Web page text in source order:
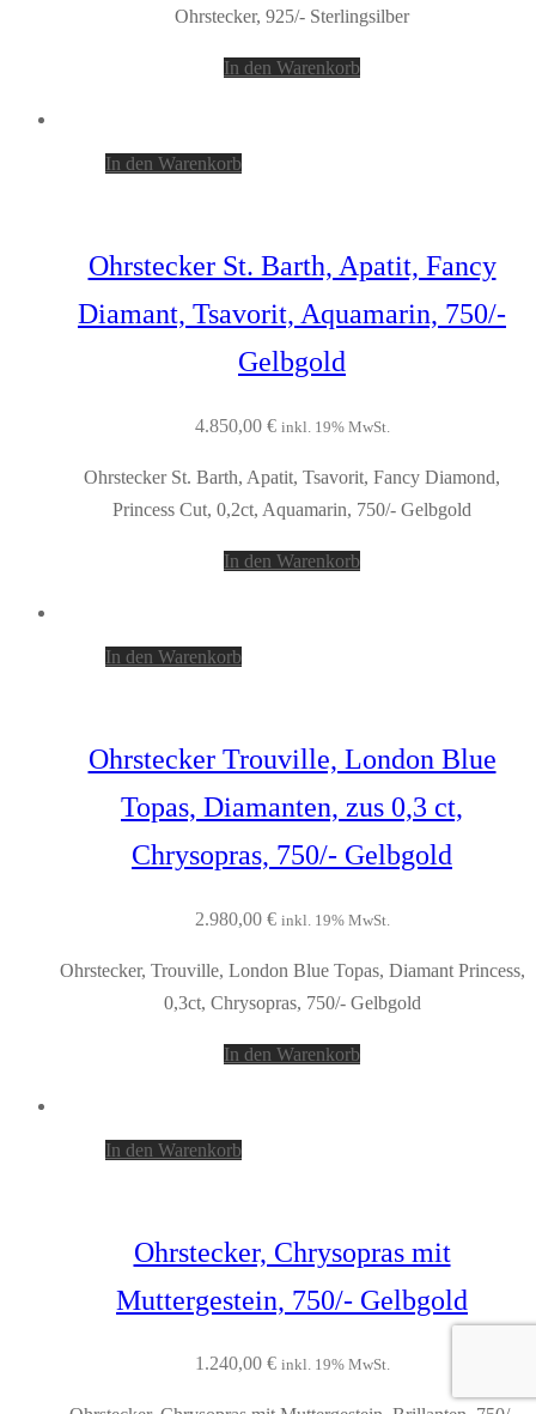
Ohrstecker, 925/- Sterlingsilber
In den Warenkorb
In den Warenkorb
Ohrstecker St. Barth, Apatit, Fancy
Diamant, Tsavorit, Aquamarin, 750/-
Gelbgold
4.850,00 € inkl. 19% MwSt.
Ohrstecker St. Barth, Apatit, Tsavorit, Fancy Diamond,
Princess Cut, 0,2ct, Aquamarin, 750/- Gelbgold
In den Warenkorb
In den Warenkorb
Ohrstecker Trouville, London Blue
Topas, Diamanten, zus 0,3 ct,
Chrysopras, 750/- Gelbgold
2.980,00 € inkl. 19% MwSt.
Ohrstecker, Trouville, London Blue Topas, Diamant Princess,
0,3ct, Chrysopras, 750/- Gelbgold
In den Warenkorb
In den Warenkorb
Ohrstecker, Chrysopras mit
Muttergestein, 750/- Gelbgold
1.240,00 € inkl. 19% MwSt.